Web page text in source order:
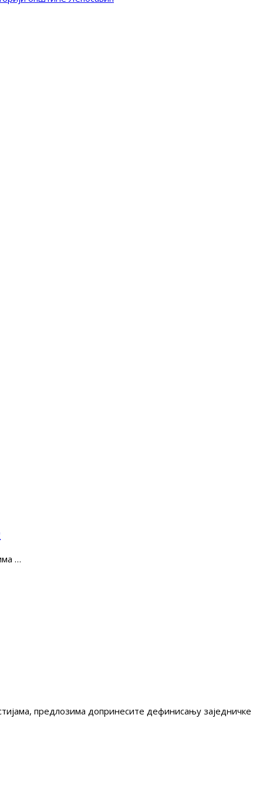
…
предлозима допринесите дефинисању заједничке